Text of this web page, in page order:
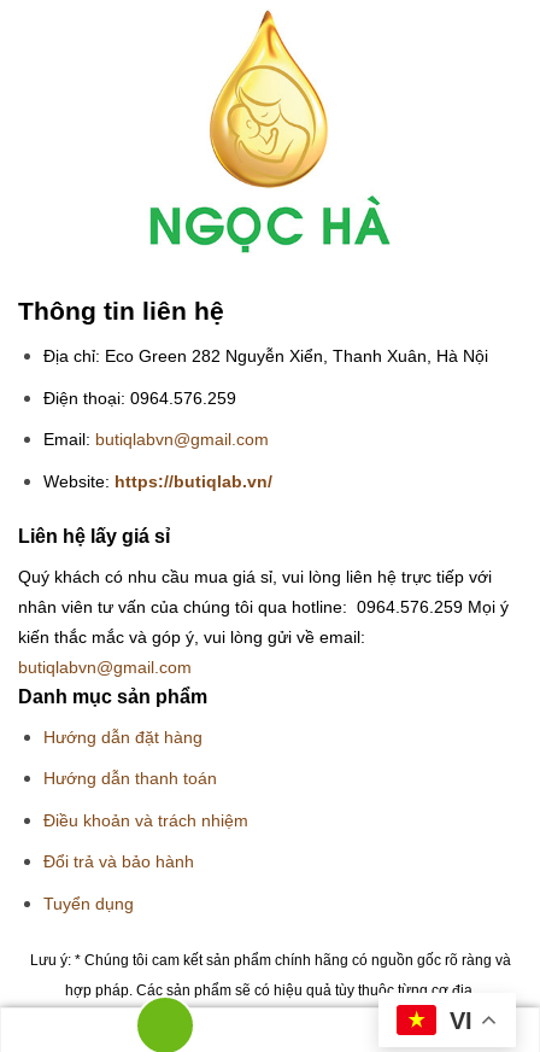
Thông tin liên hệ
Địa chỉ: Eco Green 282 Nguyễn Xiển, Thanh Xuân, Hà Nội
Điện thoại: 0964.576.259
Email: butiqlabvn@gmail.com
Website: https://butiqlab.vn/
Liên hệ lấy giá sỉ
Quý khách có nhu cầu mua giá sỉ, vui lòng liên hệ trực tiếp với
nhân viên tư vấn của chúng tôi qua hotline: 0964.576.259 Mọi ý
kiến thắc mắc và góp ý, vui lòng gửi về email:
butiqlabvn@gmail.com
Danh mục sản phẩm
Hướng dẫn đặt hàng
Hướng dẫn thanh toán
Điều khoản và trách nhiệm
Đổi trả và bảo hành
Tuyển dụng
Lưu ý: * Chúng tôi cam kết sản phẩm chính hãng có nguồn gốc rõ ràng và
hợp pháp. Các sản phẩm sẽ có hiệu quả tùy thuộc từng cơ địa.
Copyright 2026 © Butiqlab.vn
VI